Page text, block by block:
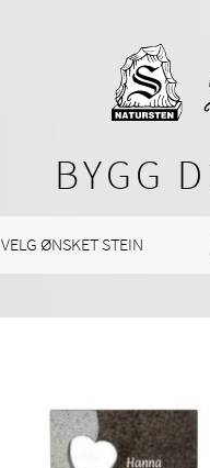
BYGG
VELG ØNSKET STEIN